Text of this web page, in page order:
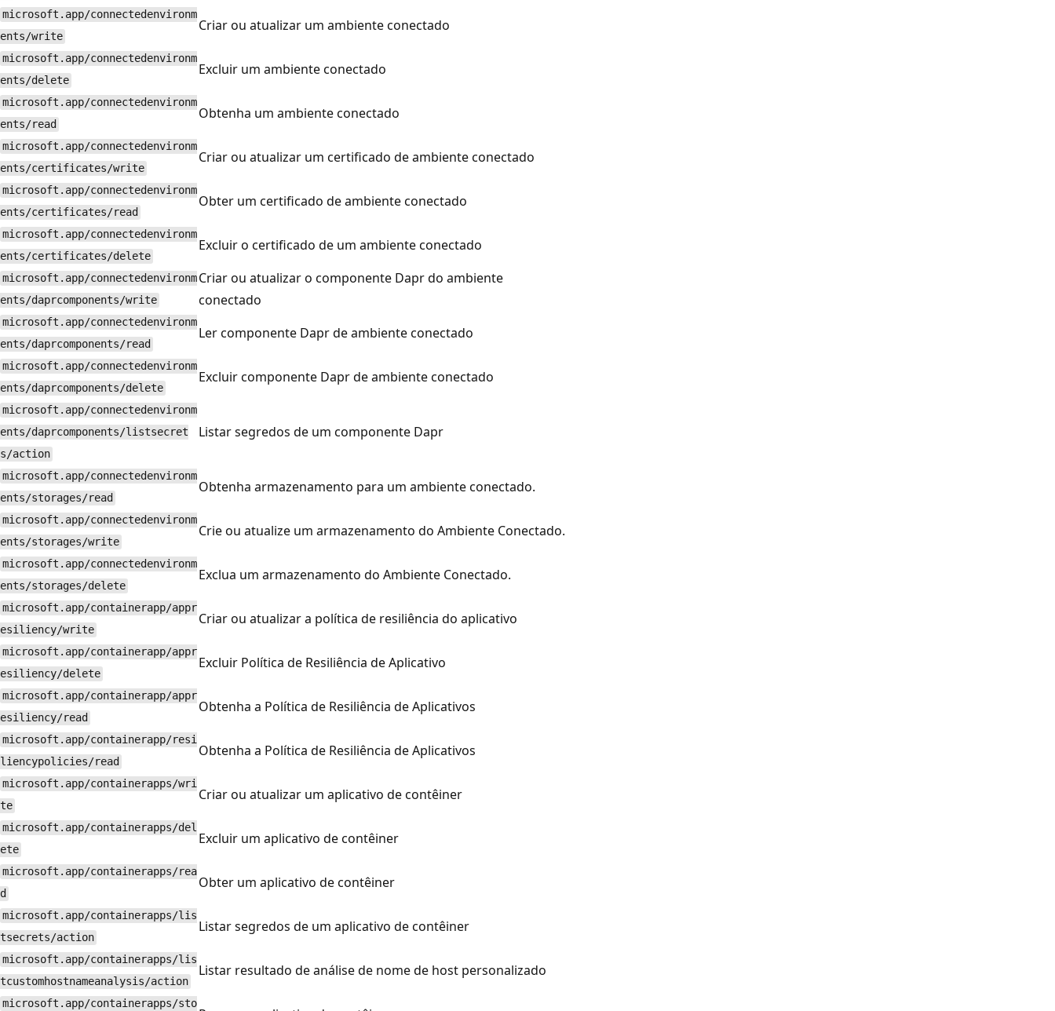
microsoft.app/connectedenvironm
ents/write
Criar ou atualizar um ambiente conectado
microsoft.app/connectedenvironm
ents/delete
Excluir um ambiente conectado
microsoft.app/connectedenvironm
ents/read
Obtenha um ambiente conectado
microsoft.app/connectedenvironm
ents/certificates/write
Criar ou atualizar um certificado de ambiente conectado
microsoft.app/connectedenvironm
ents/certificates/read
Obter um certificado de ambiente conectado
microsoft.app/connectedenvironm
ents/certificates/delete
Excluir o certificado de um ambiente conectado
microsoft.app/connectedenvironm
ents/daprcomponents/write
Criar ou atualizar o componente Dapr do ambiente
conectado
microsoft.app/connectedenvironm
ents/daprcomponents/read
Ler componente Dapr de ambiente conectado
microsoft.app/connectedenvironm
ents/daprcomponents/delete
Excluir componente Dapr de ambiente conectado
microsoft.app/connectedenvironm
ents/daprcomponents/listsecret
s/action
Listar segredos de um componente Dapr
microsoft.app/connectedenvironm
ents/storages/read
Obtenha armazenamento para um ambiente conectado.
microsoft.app/connectedenvironm
ents/storages/write
Crie ou atualize um armazenamento do Ambiente Conectado.
microsoft.app/connectedenvironm
ents/storages/delete
Exclua um armazenamento do Ambiente Conectado.
microsoft.app/containerapp/appr
esiliency/write
Criar ou atualizar a política de resiliência do aplicativo
microsoft.app/containerapp/appr
esiliency/delete
Excluir Política de Resiliência de Aplicativo
microsoft.app/containerapp/appr
esiliency/read
Obtenha a Política de Resiliência de Aplicativos
microsoft.app/containerapp/resi
liencypolicies/read
Obtenha a Política de Resiliência de Aplicativos
microsoft.app/containerapps/wri
te
Criar ou atualizar um aplicativo de contêiner
microsoft.app/containerapps/del
ete
Excluir um aplicativo de contêiner
microsoft.app/containerapps/rea
d
Obter um aplicativo de contêiner
microsoft.app/containerapps/lis
tsecrets/action
Listar segredos de um aplicativo de contêiner
microsoft.app/containerapps/lis
tcustomhostnameanalysis/action
Listar resultado de análise de nome de host personalizado
microsoft.app/containerapps/sto